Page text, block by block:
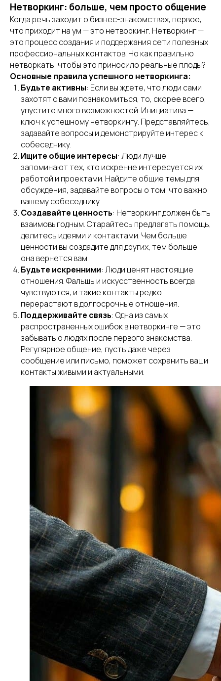
Нетворкинг: больше, чем просто общение
Когда речь заходит о бизнес-знакомствах, первое,
что приходит на ум — это нетворкинг. Нетворкинг —
это процесс создания и поддержания сети полезных
профессиональных контактов. Но как правильно
нетворкать, чтобы это приносило реальные плоды?
Основные правила успешного нетворкинга:
Будьте активны: Если вы ждете, что люди сами
захотят с вами познакомиться, то, скорее всего,
упустите много возможностей. Инициатива —
ключ к успешному нетворкингу. Представляйтесь,
задавайте вопросы и демонстрируйте интерес к
собеседнику.
Ищите общие интересы: Люди лучше
запоминают тех, кто искренне интересуется их
работой и проектами. Найдите общие темы для
обсуждения, задавайте вопросы о том, что важно
вашему собеседнику.
Создавайте ценность: Нетворкинг должен быть
взаимовыгодным. Старайтесь предлагать помощь,
делитесь идеями и контактами. Чем больше
ценности вы создадите для других, тем больше
она вернется вам.
Будьте искренними: Люди ценят настоящие
отношения. Фальшь и искусственность всегда
чувствуются, и такие контакты редко
перерастают в долгосрочные отношения.
Поддерживайте связь: Одна из самых
распространенных ошибок в нетворкинге — это
забывать о людях после первого знакомства.
Регулярное общение, пусть даже через
сообщение или письмо, поможет сохранить ваши
контакты живыми и актуальными.